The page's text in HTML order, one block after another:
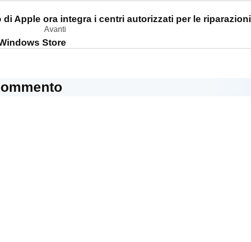
di Apple ora integra i centri autorizzati per le riparazioni
Avanti
Store